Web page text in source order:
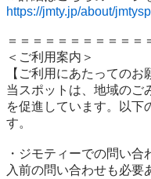
https://jmty.jp/about/
＝＝＝＝＝＝＝＝＝＝＝
＜ご利用案内＞
【ご利用にあたってのお
当スポットは、地域のご
を促進しています。以下
す。
・ジモティーでの問い
入前の問い合わせも必要